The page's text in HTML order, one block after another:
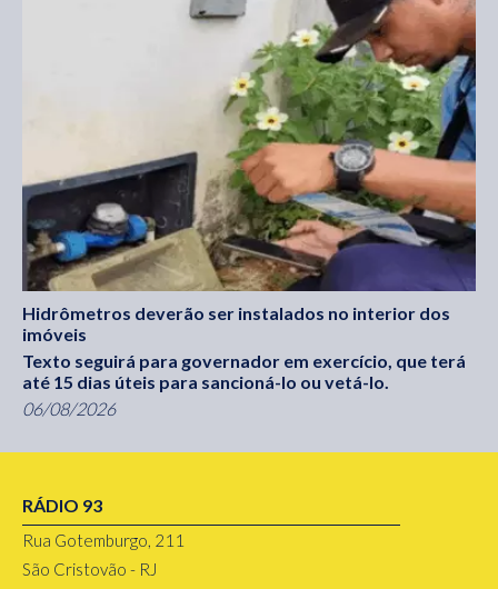
Hidrômetros deverão ser instalados no interior dos
imóveis
Texto seguirá para governador em exercício, que terá
até 15 dias úteis para sancioná-lo ou vetá-lo.
06/08/2026
RÁDIO 93
Rua Gotemburgo, 211
São Cristovão - RJ